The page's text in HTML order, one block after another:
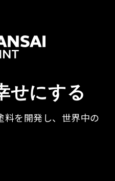
せにする
料を開発し、世界中の